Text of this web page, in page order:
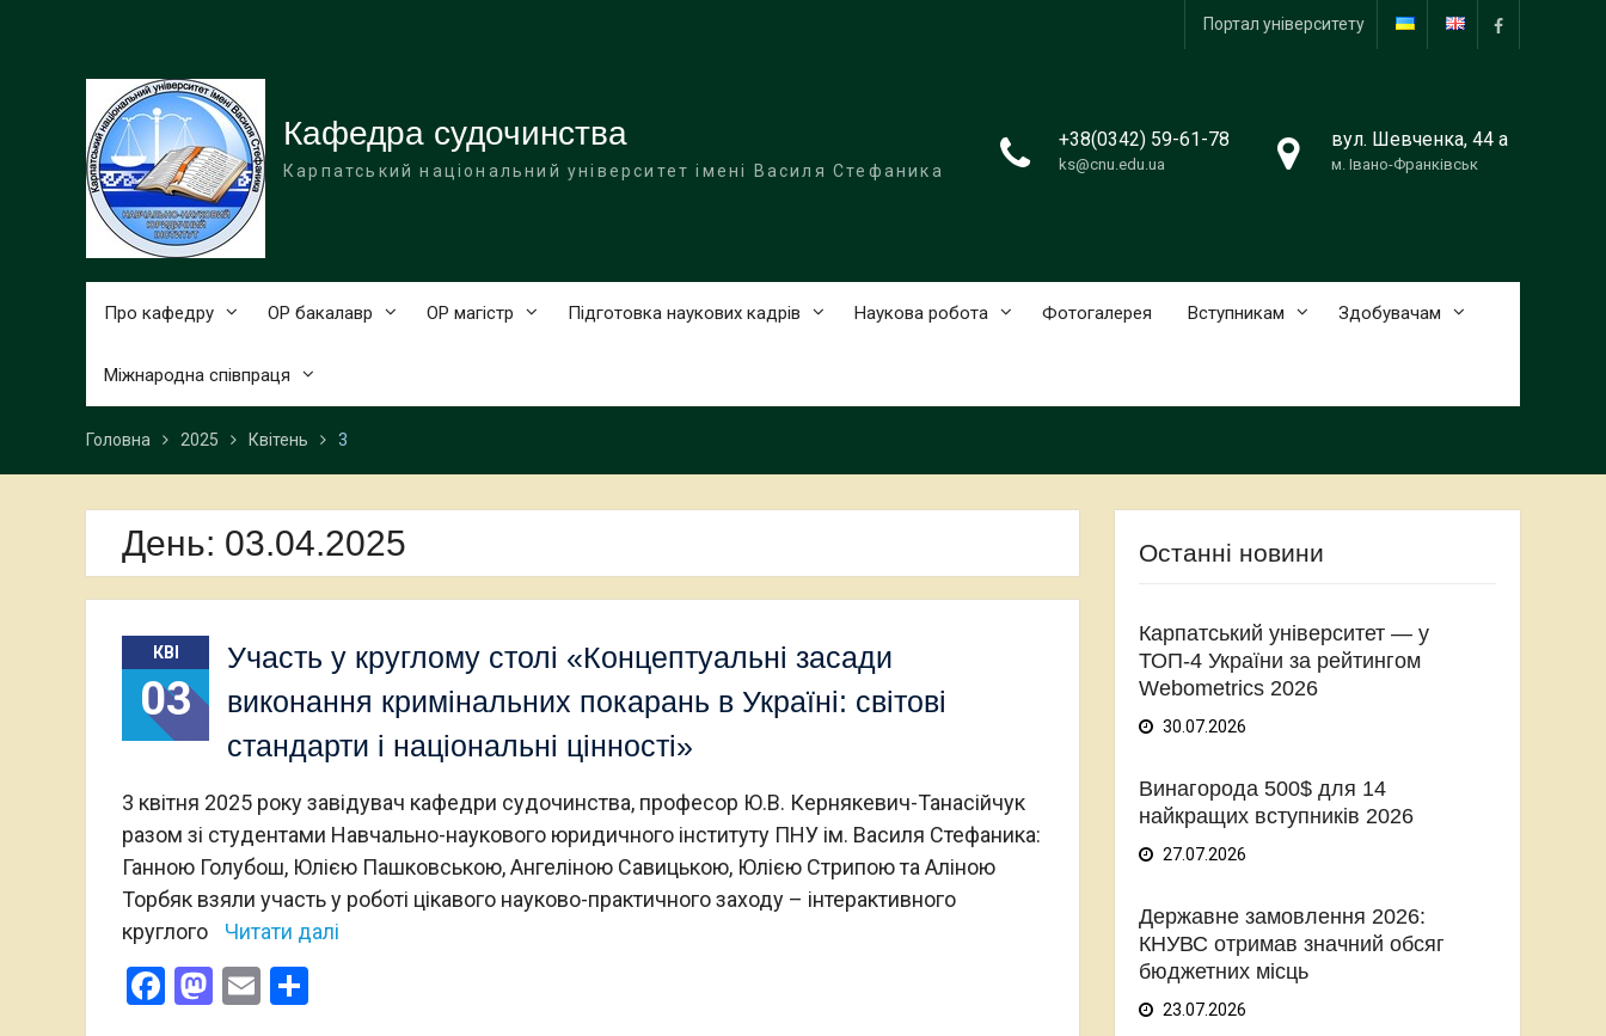
facebook
Портал університету
Кафедра судочинства
Карпатський національний університет імені Василя Стефаника
+38(0342) 59-61-78
ks@cnu.edu.ua
вул. Шевченка, 44 a
м. Івано-Франківськ
Про кафедру ОР бакалавр ОР магістр Підготовка наукових кадрів Наукова робота Фотогалерея Вступникам Здобувачам
Міжнародна співпраця
Головна 2025 Квітень 3
День: 03.04.2025
КВІ
03
Участь у круглому столі «Концептуальні засади
виконання кримінальних покарань в Україні: світові
стандарти і національні цінності»
3 квітня 2025 року завідувач кафедри судочинства, професор Ю.В. Кернякевич-Танасійчук
разом зі студентами Навчально-наукового юридичного інституту ПНУ ім. Василя Стефаника:
Ганною Голубош, Юлією Пашковською, Ангеліною Савицькою, Юлією Стрипою та Аліною
Торбяк взяли участь у роботі цікавого науково-практичного заходу – інтерактивного
круглого
Читати далі
Facebook
Mastodon
Email
Останні новини
Карпатський університет — у
ТОП-4 України за рейтингом
Webometrics 2026
30.07.2026
Винагорода 500$ для 14
найкращих вступників 2026
27.07.2026
Державне замовлення 2026:
КНУВС отримав значний обсяг
бюджетних місць
23.07.2026